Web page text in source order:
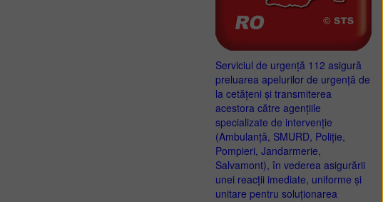
Serviciul de urgență 112 asigură
preluarea apelurilor de urgență de
la cetățeni și transmiterea
acestora către agențiile
specializate de intervenție
(Ambulanță, SMURD, Poliție,
Pompieri, Jandarmerie,
Salvamont), în vederea asigurării
unei reacții imediate, uniforme și
unitare pentru soluționarea